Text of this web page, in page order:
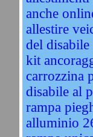
anche
allestire
del
kit
carrozzina
disabile al
rampa
alluminio